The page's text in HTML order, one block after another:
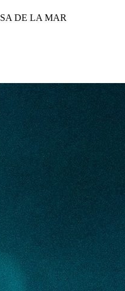
DE LA MAR